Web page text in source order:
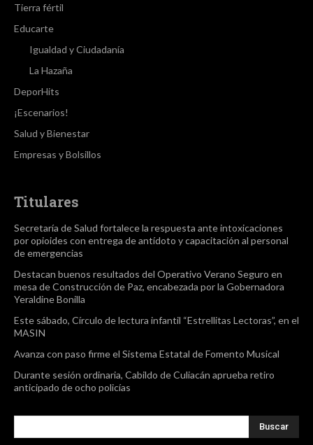
Tierra fértil
Educarte
Igualdad y Ciudadanía
La Hazaña
DeporHits
¡Escenarios!
Salud y Bienestar
Empresas y Bolsillos
Titulares
Secretaría de Salud fortalece la respuesta ante intoxicaciones
por opioides con entrega de antídoto y capacitación al personal
de emergencias
Destacan buenos resultados del Operativo Verano Seguro en
mesa de Construcción de Paz, encabezada por la Gobernadora
Yeraldine Bonilla
Este sábado, Círculo de lectura infantil “Estrellitas Lectoras”, en el
MASIN
Avanza con paso firme el Sistema Estatal de Fomento Musical
Durante sesión ordinaria, Cabildo de Culiacán aprueba retiro
anticipado de ocho policías
Buscar